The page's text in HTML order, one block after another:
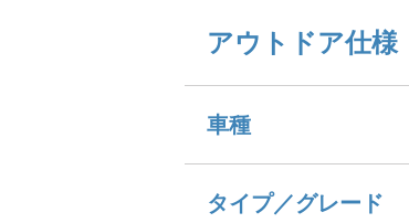
アウトドア仕様
車種
タイプ／グレード